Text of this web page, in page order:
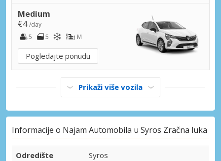
Medium
€4/day
5
5 M
Pogledajte ponudu
Prikaži više vozila
Informacije o Najam Automobila u Syros Zračna luka
Odredište
Syros